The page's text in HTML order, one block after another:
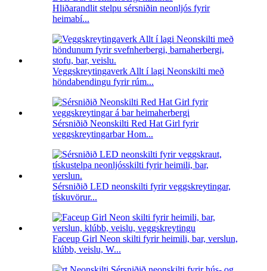
Hliðarandlit stelpu sérsniðin neonljós fyrir
heimabí...
Veggskreytingaverk Allt í lagi Neonskilti með
höndabendingu fyrir rúm...
Sérsniðið Neonskilti Red Hat Girl fyrir
veggskreytingarbar Hom...
Sérsniðið LED neonskilti fyrir veggskreytingar,
tískuvörur...
Faceup Girl Neon skilti fyrir heimili, bar, verslun,
klúbb, veislu, W...